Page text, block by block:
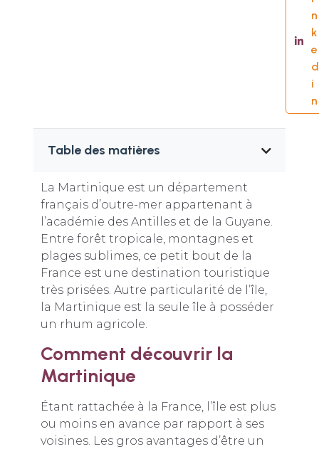
n
k
e
d
i
n
Table des matières
La Martinique est un département
français d’outre-mer appartenant à
l’académie des Antilles et de la Guyane.
Entre forêt tropicale, montagnes et
plages sublimes, ce petit bout de la
France est une destination touristique
très prisées. Autre particularité de l’île,
la Martinique est la seule île à posséder
un rhum agricole.
Comment découvrir la
Martinique
Étant rattachée à la France, l’île est plus
ou moins en avance par rapport à ses
voisines. Les gros avantages d’être un